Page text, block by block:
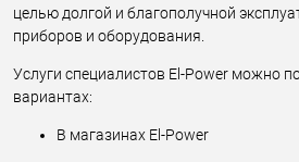
целью долгой и благополучной
приборов и оборудования.
Услуги специалистов El-Power можно
вариантах:
В магазинах El-Power